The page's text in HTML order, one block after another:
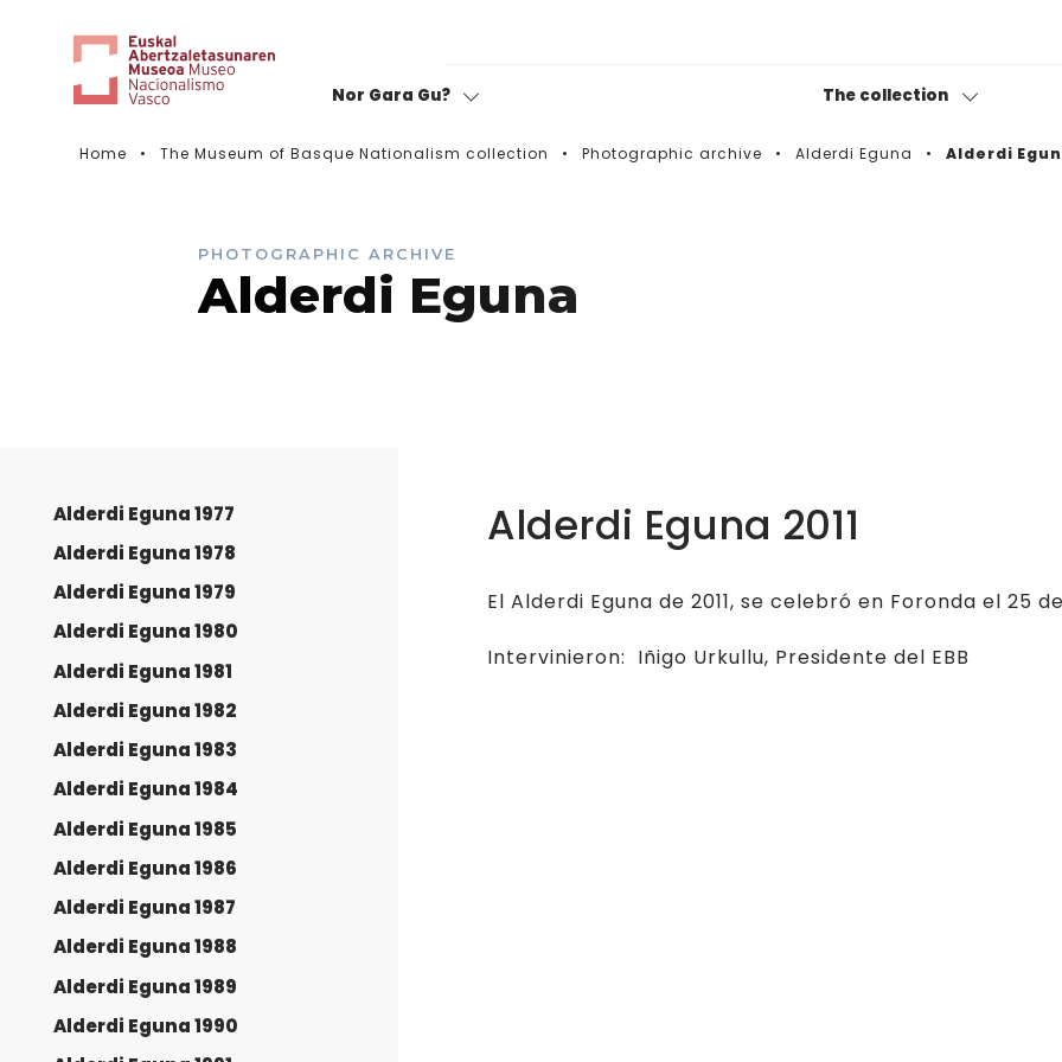
Nor Gara Gu? The collection
Home The Museum of Basque Nationalism collection Photographic archive Alderdi Eguna Alderdi
PHOTOGRAPHIC ARCHIVE
Alderdi Eguna
Alderdi Eguna 1977
Alderdi Eguna 1978
Alderdi Eguna 1979
Alderdi Eguna 1980
Alderdi Eguna 1981
Alderdi Eguna 1982
Alderdi Eguna 1983
Alderdi Eguna 1984
Alderdi Eguna 1985
Alderdi Eguna 1986
Alderdi Eguna 1987
Alderdi Eguna 1988
Alderdi Eguna 1989
Alderdi Eguna 1990
Alderdi Eguna 2011
El Alderdi Eguna de 2011, se celebró en Foronda el 25
Intervinieron: Iñigo Urkullu, Presidente del EBB